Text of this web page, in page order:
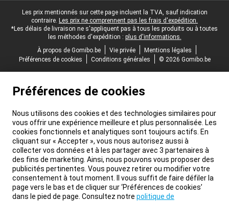
Pied-de-page légal
Les prix mentionnés sur cette page incluent la TVA, sauf indication
contraire. Les prix ne comprennent pas les frais d'expédition.
*Les délais de livraison ne s'appliquent pas à tous les produits ou à toutes
les méthodes d'expédition : plus d'informations.
À propos de Gomibo.be
Vie privée
Mentions légales
Préférences de cookies
Conditions générales © 2026 Gomibo.be
Préférences de cookies
Nous utilisons des cookies et des technologies similaires pour
vous offrir une expérience meilleure et plus personnalisée. Les
cookies fonctionnels et analytiques sont toujours actifs. En
cliquant sur « Accepter », vous nous autorisez aussi à
collecter vos données et à les partager avec 3 partenaires à
des fins de marketing. Ainsi, nous pouvons vous proposer des
publicités pertinentes. Vous pouvez retirer ou modifier votre
consentement à tout moment. Il vous suffit de faire défiler la
page vers le bas et de cliquer sur ‘Préférences de cookies’
dans le pied de page. Consultez notre politique de